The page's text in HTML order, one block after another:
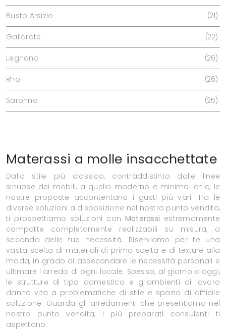
Busto Arsizio 21
Gallarate 22
Legnano 26
Rho 26
Saronno 25
Materassi a molle insacchettate
Dallo stile più classico, contraddistinto dalle linee
sinuose dei mobili, a quello moderno e minimal chic, le
nostre proposte accontentano i gusti più vari. Tra le
diverse soluzioni a disposizione nel nostro punto vendita,
ti prospettiamo soluzioni con Materassi estremamente
compatte completamente realizzabili su misura, a
seconda delle tue necessità. Riserviamo per te una
vasta scelta di materiali di prima scelta e di texture alla
moda, in grado di assecondare le necessità personali e
ultimare l'arredo di ogni locale. Spesso, al giorno d'oggi,
le strutture di tipo domestico e gliambienti di lavoro
danno vita a problematiche di stile e spazio di difficile
soluzione. Guarda gli arredamenti che presentiamo nel
nostro punto vendita, i più preparati consulenti ti
aspettano.